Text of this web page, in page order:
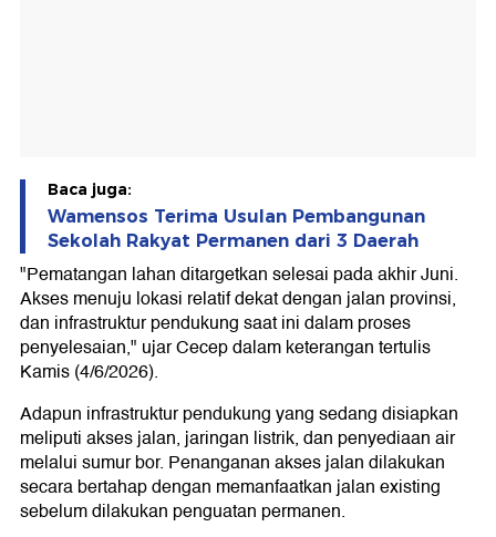
Baca juga:
Wamensos Terima Usulan Pembangunan
Sekolah Rakyat Permanen dari 3 Daerah
"Pematangan lahan ditargetkan selesai pada akhir Juni.
Akses menuju lokasi relatif dekat dengan jalan provinsi,
dan infrastruktur pendukung saat ini dalam proses
penyelesaian," ujar Cecep dalam keterangan tertulis
Kamis (4/6/2026).
Adapun infrastruktur pendukung yang sedang disiapkan
meliputi akses jalan, jaringan listrik, dan penyediaan air
melalui sumur bor. Penanganan akses jalan dilakukan
secara bertahap dengan memanfaatkan jalan existing
sebelum dilakukan penguatan permanen.